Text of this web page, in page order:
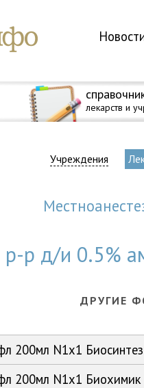
лекарств и
Учреждения
р-р д/и 0.5%
ДРУГИЕ
200мл N1x1
200мл N1x1